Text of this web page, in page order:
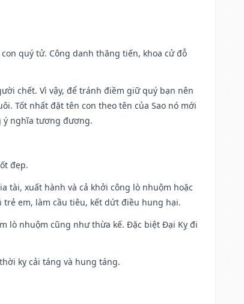
quý tử. Công danh thăng tiến, khoa cử đỗ
chết. Vì vậy, để tránh điềm giữ quý bạn nên
Tốt nhất đặt tên con theo tên của Sao nó mới
ý nghĩa tương đương.
đẹp.
tài, xuất hành và cả khởi công lò nhuộm hoặc
trẻ em, làm cầu tiêu, kết dứt điều hung hại.
lò nhuộm cũng như thừa kế. Đặc biệt Đại Kỵ đi
kỵ cải táng và hung táng.